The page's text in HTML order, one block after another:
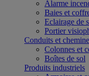
Alarme
Baies et
Eclairage de
Portier
Conduits et
Colonnes et
Boîtes de sol
Produits industriels